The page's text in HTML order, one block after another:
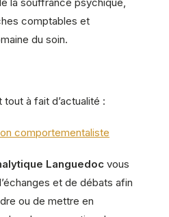
comptables et
du soin.
à fait d’actualité :
comportementaliste
Languedoc vous
et de débats afin
ou de mettre en